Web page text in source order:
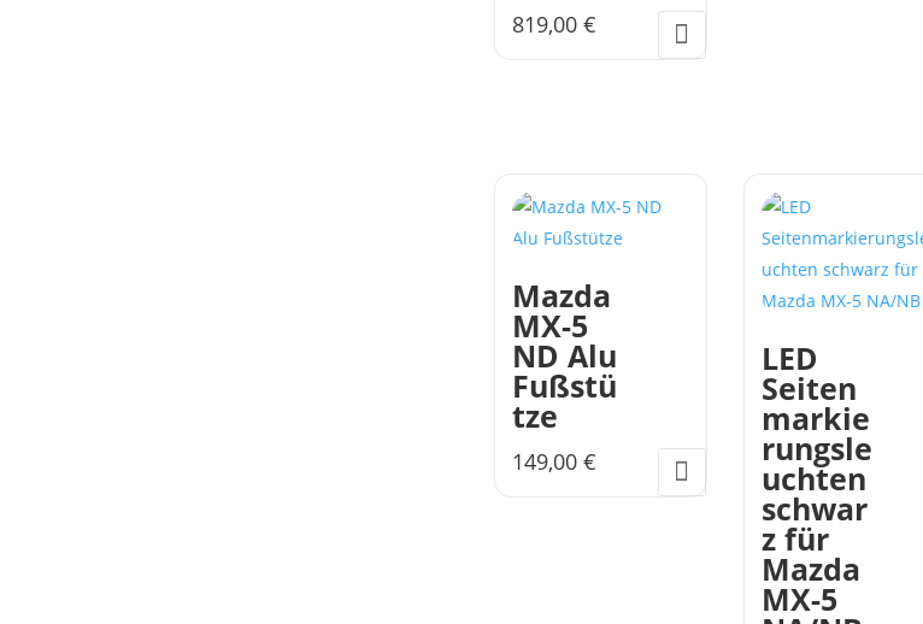
819,00€
Mazda
MX-5
ND Alu
Fußstü
tze
149,00€
LED
Seiten
markie
rungsle
uchten
schwar
z für
Mazda
MX-5